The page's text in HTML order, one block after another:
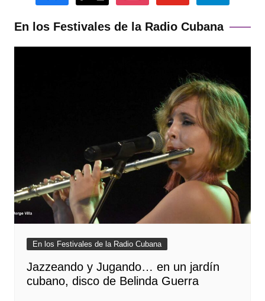
En los Festivales de la Radio Cubana
En los Festivales de la Radio Cubana
Jazzeando y Jugando… en un jardín
cubano, disco de Belinda Guerra